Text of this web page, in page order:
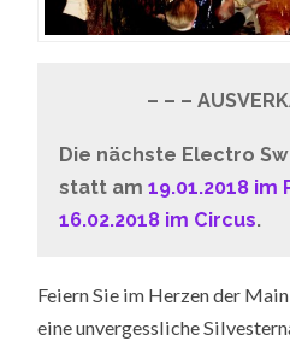
– – –
Die nächste Electro
statt am19.01.2018 im
16.02.2018 im Circus.
Feiern Sie im Herzen der
eine unvergessliche